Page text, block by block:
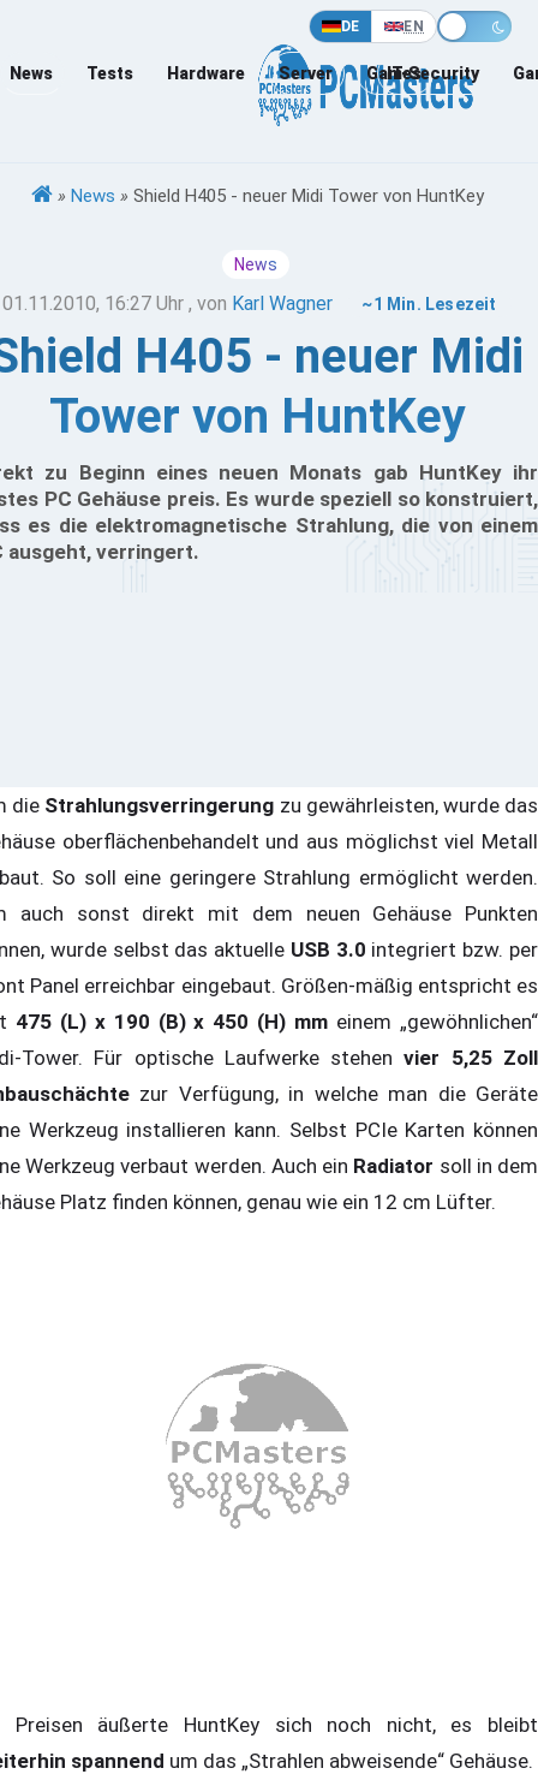
DE EN
News Tests Hardware Server Games
IT-Security
» News » Shield H405 - neuer Midi Tower von HuntKey
News
01.11.2010, 16:27 Uhr , von Karl Wagner ~1 Min. Lesezeit
H405 - neuer Midi
Tower von HuntKey
zu Beginn eines neuen Monats gab HuntKey ihr
PC Gehäuse preis. Es wurde speziell so konstruiert,
es die elektromagnetische Strahlung, die von einem
ausgeht, verringert.
die Strahlungsverringerung zu gewährleisten, wurde das
oberflächenbehandelt und aus möglichst viel Metall
So soll eine geringere Strahlung ermöglicht werden.
auch sonst direkt mit dem neuen Gehäuse Punkten
wurde selbst das aktuelle USB 3.0 integriert bzw. per
Panel erreichbar eingebaut. Größen-mäßig entspricht es
475 (L) x 190 (B) x 450 (H) mm einem „gewöhnlichen“
Tower. Für optische Laufwerke stehenvier 5,25 Zoll
zur Verfügung, in welche man die Geräte
Werkzeug installieren kann. Selbst PCIe Karten können
Werkzeug verbaut werden. Auch ein Radiator soll in dem
Platz finden können, genau wie ein 12 cm Lüfter.
Preisen äußerte HuntKey sich noch nicht, es bleibt
spannend um das „Strahlen abweisende“ Gehäuse.